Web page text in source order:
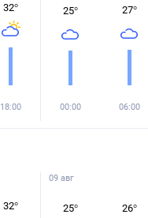
32°
18:00
25°
00:00
27°
06:00
32°
09 авг
25° 26°